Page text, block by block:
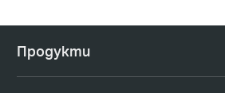
Продукти